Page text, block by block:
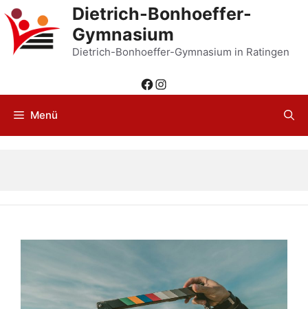
Zum
Inhalt
springen
Dietrich-Bonhoeffer-
Gymnasium
Dietrich-Bonhoeffer-Gymnasium in Ratingen
Facebook
Instagram
Menü